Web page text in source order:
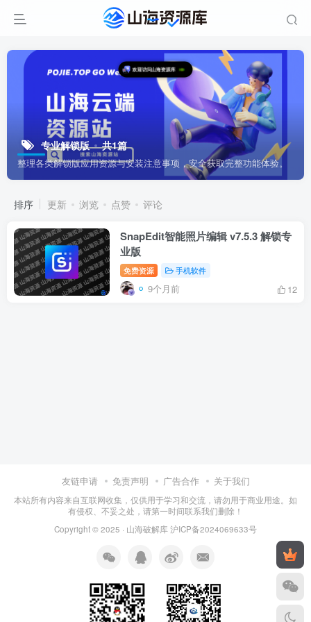
专业解锁版 共1篇
整理各类解锁版应用资源与安装注意事项，安全获取完整功能体验。
排序 更新 浏览 点赞 评论
SnapEdit智能照片编辑 v7.5.3 解锁专
业版
免费资源 手机软件
9个月前 12
友链申请 免责声明 广告合作 关于我们
本站所有内容来自互联网收集，仅供用于学习和交流，请勿用于商业用途。如
有侵权、不妥之处，请第一时间联系我们删除！
Copyright © 2025 · 山海破解库沪ICP备2024069633号
欢迎访问山海资源库